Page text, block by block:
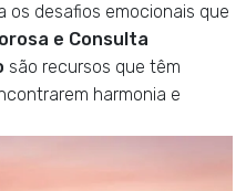
os desafios emocionais que
e Consulta
são recursos que têm
harmonia e